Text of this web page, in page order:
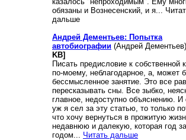
обязаны и Вознесенский, и я...
дальше
Андрей Дементьев: Попытка
автобиографии (Андрей Дементьев)
KB]
Писать предисловие к собственной
по-моему, неблагодарное, а, может
бессмысленное занятие. Это все
пересказывать сны. Все зыбко,
главное, недоступно объяснению. И
уж я сел за эту статью, то только
что хочу вернуться в прожитую
недавнюю и далекую, которая год за
годом... Читать дальше